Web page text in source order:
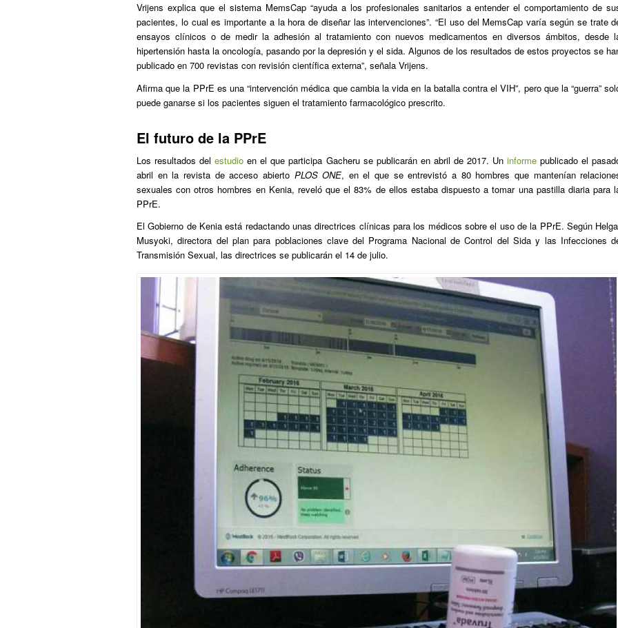
Vrijens explica que el sistema MemsCap “ayuda a los profesionales sanitarios a entender el comportamiento de
pacientes, lo cual es importante a la hora de diseñar las intervenciones”. “El uso del MemsCap varía según se trate
ensayos clínicos o de medir la adhesión al tratamiento con nuevos medicamentos en diversos ámbitos, desde
hipertensión hasta la oncología, pasando por la depresión y el sida. Algunos de los resultados de estos proyectos se
publicado en 700 revistas con revisión científica externa”, señala Vrijens.
Afirma que la PPrE es una “intervención médica que cambia la vida en la batalla contra el VIH”, pero que la “guerra”
puede ganarse si los pacientes siguen el tratamiento farmacológico prescrito.
El futuro de la PPrE
Los resultados delestudio en el que participa Gacheru se publicarán en abril de 2017. Uninforme publicado el
abril en la revista de acceso abierto PLOS ONE, en el que se entrevistó a 80 hombres que mantenían
sexuales con otros hombres en Kenia, reveló que el 83% de ellos estaba dispuesto a tomar una pastilla diaria para
PPrE.
El Gobierno de Kenia está redactando unas directrices clínicas para los médicos sobre el uso de la PPrE. Según
Musyoki, directora del plan para poblaciones clave del Programa Nacional de Control del Sida y las Infecciones
Transmisión Sexual, las directrices se publicarán el 14 de julio.